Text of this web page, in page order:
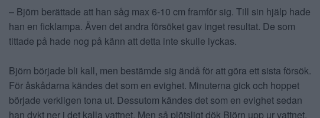
– Björn berättade att han såg max 6-10 cm framför sig. Till sin hjälp hade
han en ficklampa. Även det andra försöket gav inget resultat. De som
tittade på hade nog på känn att detta inte skulle lyckas.
Björn började bli kall, men bestämde sig ändå för att göra ett sista försök.
För åskådarna kändes det som en evighet. Minuterna gick och hoppet
började verkligen tona ut. Dessutom kändes det som en evighet sedan
han dykt ner i det kalla vattnet. Men så plötsligt dök Björn upp ur vattnet.